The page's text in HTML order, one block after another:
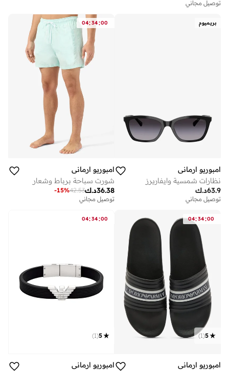
توصيل مجاني
بريميوم
امبوريو ارماني
نظارات شمسية وايفاريرز
د.ك63.9
توصيل مجاني
04:34:00
امبوريو ارماني
شورت سباحة برباط وشعار
د.ك36.38
42.53
-15%
توصيل مجاني
04:34:00
5
(
1
)
امبوريو ارماني
04:34:00
5
(
1
)
امبوريو ارماني